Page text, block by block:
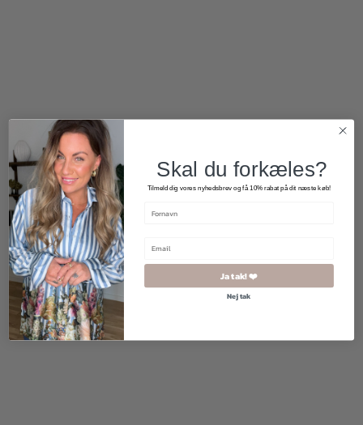
299,00kr. 400,00kr.200,00kr.
Skal du forkæles?
Tilmeld dig vores nyhedsbrev og få 10% rabat på dit næste køb!
Ja tak! ❤️
Nej tak